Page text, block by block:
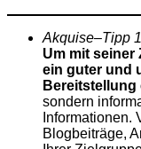
Akquise–Tipp
Um mit seiner
ein guter und
sondern
Informationen.
Blogbeiträge,